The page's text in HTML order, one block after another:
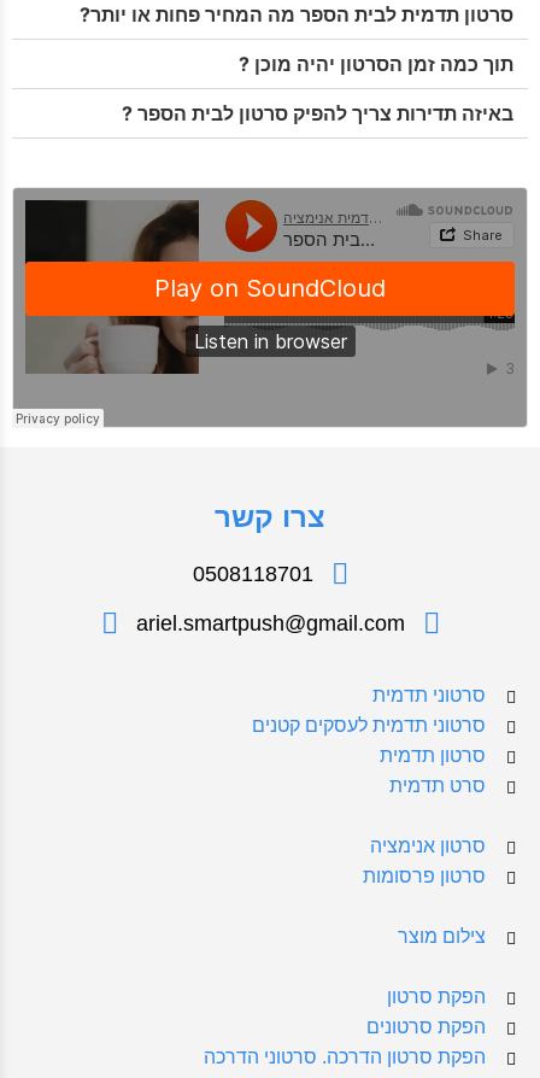
סרטון תדמית לבית הספר מה המחיר פחות או יותר?
תוך כמה זמן הסרטון יהיה מוכן ?
באיזה תדירות צריך להפיק סרטון לבית הספר ?
צרו קשר
0508118701
ariel.smartpush@gmail.com
סרטוני תדמית
סרטוני תדמית לעסקים קטנים
סרטון תדמית
סרט תדמית
סרטון אנימציה
סרטון פרסומות
צילום מוצר
הפקת סרטון
הפקת סרטונים
הפקת סרטון הדרכה. סרטוני הדרכה